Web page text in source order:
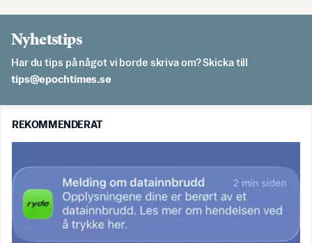
Nyhetstips
Har du tips på något vi borde skriva om? Skicka till
es.semithcope@spit
REKOMMENDERAT